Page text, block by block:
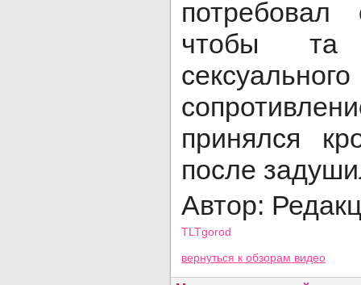
потребовал
чтобы та
принялся
после
Автор:
TLTgorod
вернуться к обзорам видео